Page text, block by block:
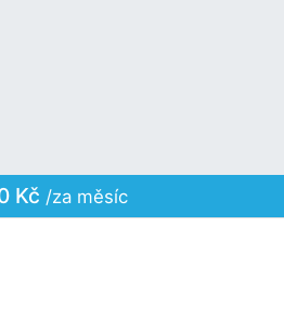
Kč /za měsíc